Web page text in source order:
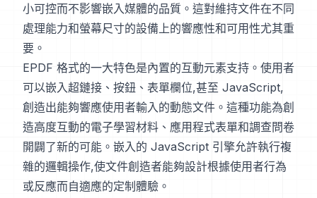
小可控而不影響嵌入媒體的品質。這對維持文件在不同
處理能力和螢幕尺寸的設備上的響應性和可用性尤其重
要。
EPDF 格式的一大特色是內置的互動元素支持。使用者
可以嵌入超鏈接、按鈕、表單欄位,甚至 JavaScript,
創造出能夠響應使用者輸入的動態文件。這種功能為創
造高度互動的電子學習材料、應用程式表單和調查問卷
開闢了新的可能。嵌入的 JavaScript 引擎允許執行複
雜的邏輯操作,使文件創造者能夠設計根據使用者行為
或反應而自適應的定制體驗。